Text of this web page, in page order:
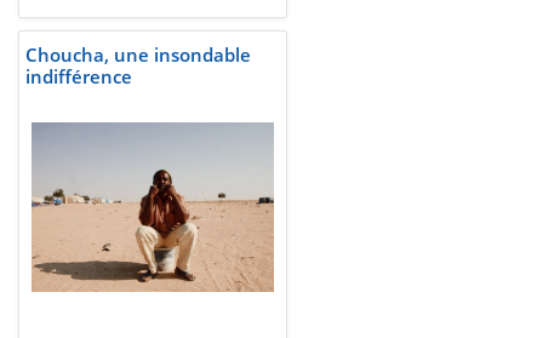
Choucha, une insondable
indifférence